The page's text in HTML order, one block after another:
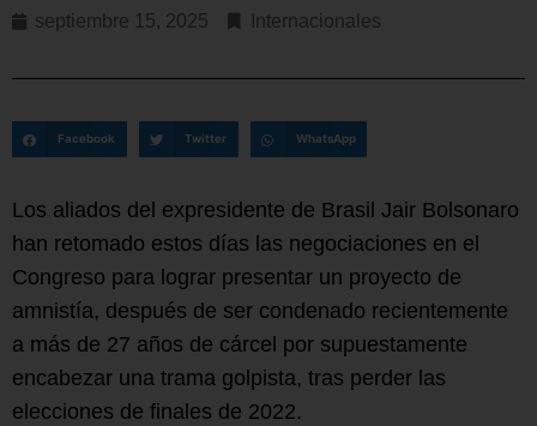
septiembre 15, 2025 Internacionales
Facebook Twitter WhatsApp
Los aliados del expresidente de Brasil Jair Bolsonaro
han retomado estos días las negociaciones en el
Congreso para lograr presentar un proyecto de
amnistía, después de ser condenado recientemente
a más de 27 años de cárcel por supuestamente
encabezar una trama golpista, tras perder las
elecciones de finales de 2022.